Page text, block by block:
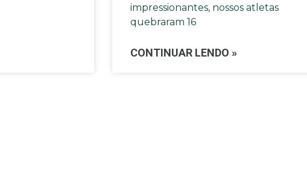
impressionantes, nossos atletas
quebraram 16
CONTINUAR LENDO »